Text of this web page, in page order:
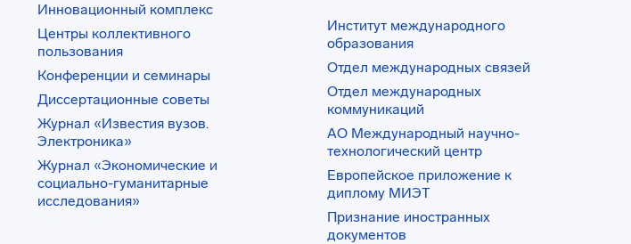
Инновационный комплекс
Центры коллективного
пользования
Конференции и семинары
Диссертационные советы
Журнал «Известия вузов.
Электроника»
Журнал «Экономические и
социально-гуманитарные
исследования»
Институт международного
образования
Отдел международных связей
Отдел международных
коммуникаций
АО Международный научно-
технологический центр
Европейское приложение к
диплому МИЭТ
Признание иностранных
документов